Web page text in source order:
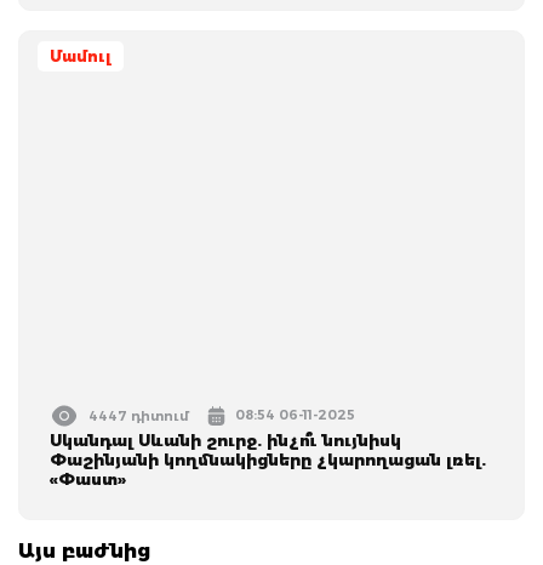
Մամուլ
4447 դիտում 08:54 06-11-2025
Սկանդալ Սևանի շուրջ. ինչո՞ւ նույնիսկ
Փաշինյանի կողմնակիցները չկարողացան լռել.
«Փաստ»
Այս բաժնից